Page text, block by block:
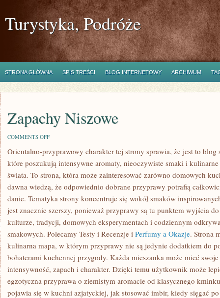
Turystyka, Podróże
STRONA GŁÓWNA SPIS TREŚCI BLOG INTERNETOWY ARCHIWUM
Zapachy Niszowe
COMMENTS OFFON
NISZOWE
Orientalno-przyprawowy charakter tej strony sprawia, że jest to blog
które poszukują intensywne aromaty, nieoczywiste smaki i
świata. To strona, która może zainteresować zarówno domowych
dawna wiedzą, że odpowiednio dobrane przyprawy potrafią
danie. Tematyka strony koncentruje się wokół smaków
jest znacznie szerszy, ponieważ przyprawy są tu punktem wyjścia
kulturze, tradycji, domowych eksperymentach i codziennym
smakowych. Polecamy Testy i Recenzje i Perfumy a Okazje. Strona
kulinarna mapa, w którym przyprawy nie są jedynie dodatkiem do
bohaterami kuchennej przygody. Każda mieszanka może mieć
intensywność, zapach i charakter. Dzięki temu użytkownik może
egzotyczna przyprawa o ziemistym aromacie od klasycznego
pojawia się w kuchni azjatyckiej, jak stosować imbir, kiedy sięgać